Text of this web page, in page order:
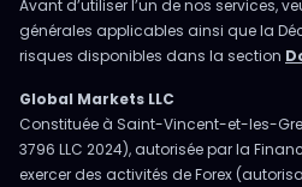
Avant d’utiliser l’un de nos services,
générales applicables ainsi que la
risques disponibles dans la section
Global Markets LLC
Constituée à Saint-Vincent-et-les-
3796 LLC 2024), autorisée par la
exercer des activités de Forex